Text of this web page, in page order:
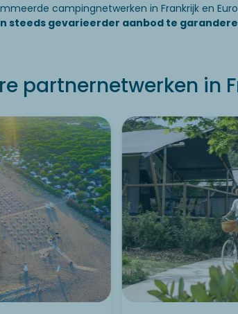
campingnetwerken in Frankrijk en
steeds gevarieerder aanbod te
partnernetwerken in